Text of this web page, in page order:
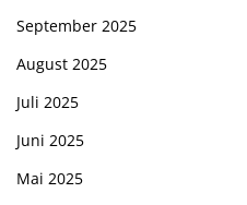
September 2025
August 2025
Juli 2025
Juni 2025
Mai 2025